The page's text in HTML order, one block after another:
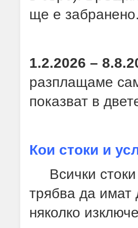
ще е
1.2.2026 –
разплащаме
показват в
Кои стоки и
Всички стоки
трябва да
няколко